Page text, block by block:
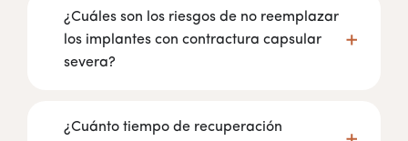
¿Cuáles son los riesgos de no reemplazar
los implantes con contractura capsular
severa?
¿Cuánto tiempo de recuperación